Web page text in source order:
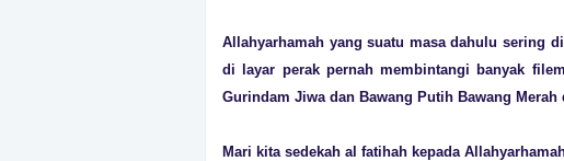
Allahyarhamah yang suatu masa dahulu sering
di layar perak pernah membintangi banyak
Gurindam Jiwa dan Bawang Putih Bawang Merah
Mari kita sedekah al fatihah kepada